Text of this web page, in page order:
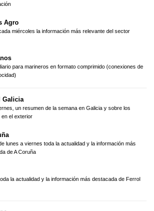
Agro
miércoles la información más relevante del sector
para marineros en formato comprimido (conexiones de
Galicia
un resumen de la semana en Galicia y sobre los
en el exterior
lunes a viernes toda la actualidad y la información más
de A Coruña
la actualidad y la información más destacada de Ferrol